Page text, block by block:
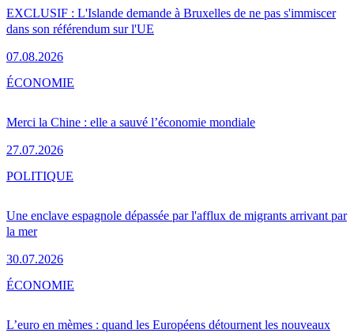
EXCLUSIF : L'Islande demande à Bruxelles de ne pas s'immiscer
dans son référendum sur l'UE
07.08.2026
Merci la Chine : elle a sauvé l’économie mondiale
27.07.2026
ÉCONOMIE
Une enclave espagnole dépassée par l'afflux de migrants arrivant par
la mer
30.07.2026
POLITIQUE
L’euro en mèmes : quand les Européens détournent les nouveaux
ÉCONOMIE